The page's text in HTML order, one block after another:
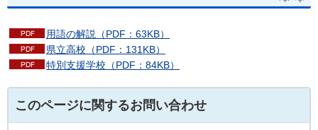
用語の解説（PDF：63KB）
県立高校（PDF：131KB）
特別支援学校（PDF：84KB）
このページに関するお問い合わせ